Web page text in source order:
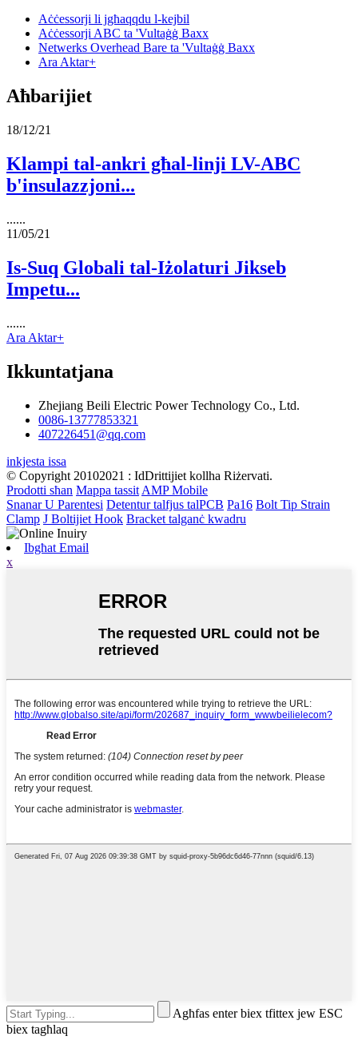
Aċċessorji li jgħaqqdu l-kejbil
Aċċessorji ABC ta 'Vultaġġ Baxx
Netwerks Overhead Bare ta 'Vultaġġ Baxx
Ara Aktar+
Aħbarijiet
18/12/21
Klampi tal-ankri għal-linji LV-ABC
b'insulazzjoni...
......
11/05/21
Is-Suq Globali tal-Iżolaturi Jikseb
Impetu...
......
Ara Aktar+
Ikkuntatjana
Zhejiang Beili Electric Power Technology Co., Ltd.
0086-13777853321
407226451@qq.com
inkjesta issa
© Copyright 20102021 : IdDrittijiet kollha Riżervati.
Prodotti sħan Mappa tassit AMP Mobile
Snanar U Parentesi Detentur talfjus talPCB Pa16 Bolt Tip Strain
Clamp J Boltijiet Hook Bracket talganċ kwadru
Ibgħat Email
x
Agħfas enter biex tfittex jew ESC
biex tagħlaq